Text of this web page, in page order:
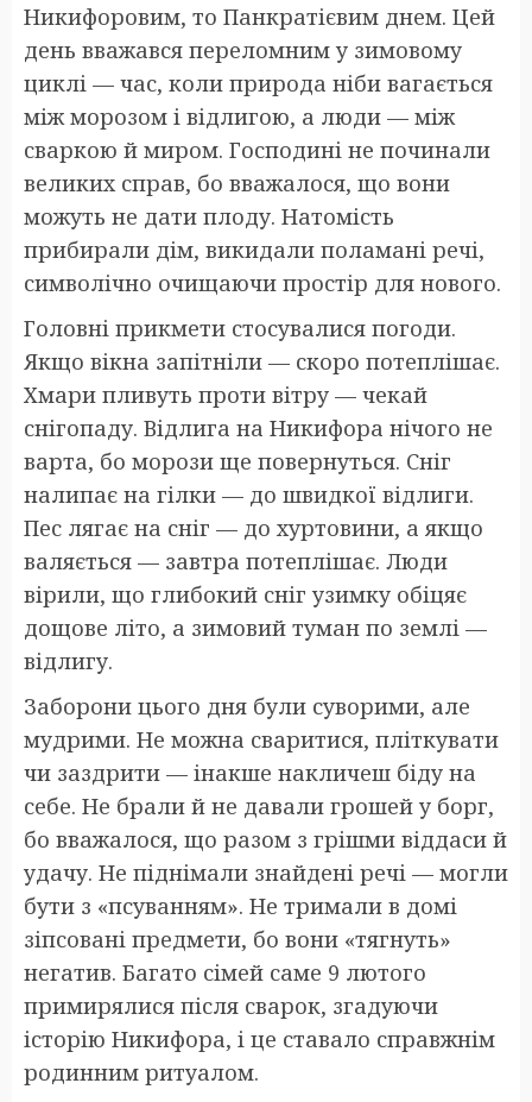
Никифоровим, то Панкратієвим днем. Цей
день вважався переломним у зимовому
циклі — час, коли природа ніби вагається
між морозом і відлигою, а люди — між
сваркою й миром. Господині не починали
великих справ, бо вважалося, що вони
можуть не дати плоду. Натомість
прибирали дім, викидали поламані речі,
символічно очищаючи простір для нового.
Головні прикмети стосувалися погоди.
Якщо вікна запітніли — скоро потеплішає.
Хмари пливуть проти вітру — чекай
снігопаду. Відлига на Никифора нічого не
варта, бо морози ще повернуться. Сніг
налипає на гілки — до швидкої відлиги.
Пес лягає на сніг — до хуртовини, а якщо
валяється — завтра потеплішає. Люди
вірили, що глибокий сніг узимку обіцяє
дощове літо, а зимовий туман по землі —
відлигу.
Заборони цього дня були суворими, але
мудрими. Не можна сваритися, пліткувати
чи заздрити — інакше накличеш біду на
себе. Не брали й не давали грошей у борг,
бо вважалося, що разом з грішми віддаси й
удачу. Не піднімали знайдені речі — могли
бути з «псуванням». Не тримали в домі
зіпсовані предмети, бо вони «тягнуть»
негатив. Багато сімей саме 9 лютого
примирялися після сварок, згадуючи
історію Никифора, і це ставало справжнім
родинним ритуалом.